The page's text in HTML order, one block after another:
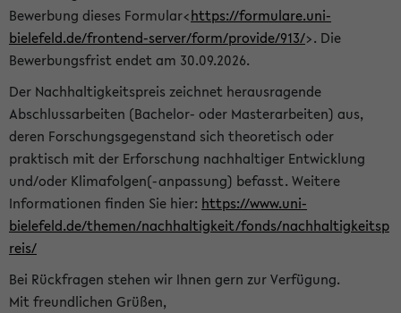
Bewerbung dieses Formular<https://formulare.uni-
bielefeld.de/frontend-server/form/provide/913/>. Die
Bewerbungsfrist endet am 30.09.2026.
Der Nachhaltigkeitspreis zeichnet herausragende
Abschlussarbeiten (Bachelor- oder Masterarbeiten) aus,
deren Forschungsgegenstand sich theoretisch oder
praktisch mit der Erforschung nachhaltiger Entwicklung
und/oder Klimafolgen(-anpassung) befasst. Weitere
Informationen finden Sie hier: https://www.uni-
bielefeld.de/themen/nachhaltigkeit/fonds/nachhaltigkeitsp
reis/
Bei Rückfragen stehen wir Ihnen gern zur Verfügung.
Mit freundlichen Grüßen,